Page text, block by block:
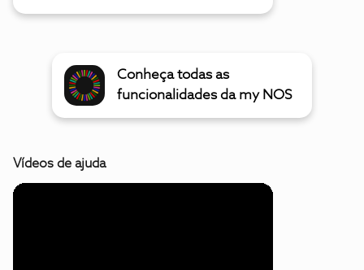
Conheça todas as
funcionalidades da my NOS
Vídeos de ajuda